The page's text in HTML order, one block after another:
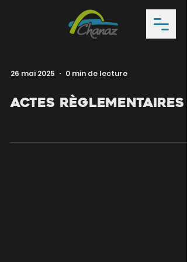
26 mai 2025 0 min de lecture
Actes règlementaires